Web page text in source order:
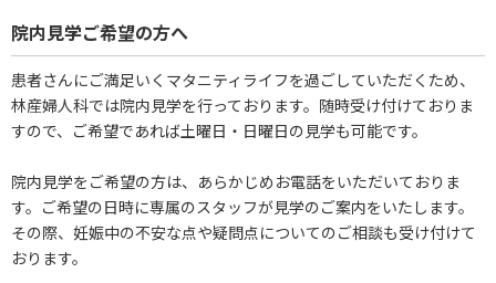
院内見学ご希望の方へ
患者さんにご満足いくマタニティライフを過ごしていただくため、
林産婦人科では院内見学を行っております。随時受け付けておりま
すので、ご希望であれば土曜日・日曜日の見学も可能です。
院内見学をご希望の方は、あらかじめお電話をいただいておりま
す。ご希望の日時に専属のスタッフが見学のご案内をいたします。
その際、妊娠中の不安な点や疑問点についてのご相談も受け付けて
おります。